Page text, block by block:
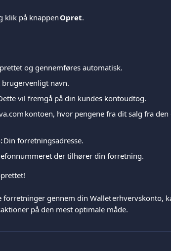
klik på knappen Opret.
og gennemføres automatisk.
brugervenligt navn.
vil fremgå på din kundes kontoudtog.
kontoen, hvor pengene fra dit salg fra
Din forretningsadresse.
der tilhører din forretning.
gennem din Wallet erhvervskonto,
på den mest optimale måde.